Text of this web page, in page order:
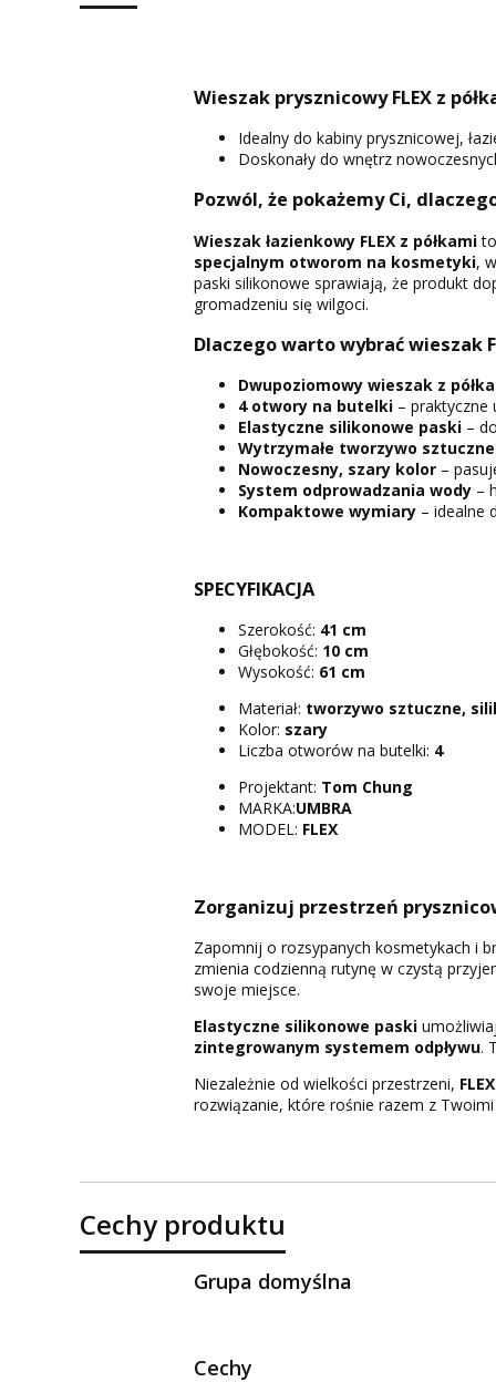
Wieszak prysznicowy FLEX z
Idealny do kabiny prysznicowej,
Doskonały do wnętrz
Pozwól, że pokażemy Ci,
Wieszak łazienkowy FLEX z półkamito
specjalnym otworom na kosmetyki,
paski silikonowe sprawiają, że produkt
gromadzeniu się wilgoci.
Dlaczego warto wybrać wieszak
Dwupoziomowy wieszak z
4 otwory na butelki– praktyczne
Elastyczne silikonowe paski–
Wytrzymałe tworzywo sztuczne
Nowoczesny, szary kolor–
System odprowadzania wody–
Kompaktowe wymiary– idealne
SPECYFIKACJA
Szerokość: 41 cm
Głębokość: 10 cm
Wysokość: 61 cm
Materiał: tworzywo sztuczne,
Kolor: szary
Liczba otworów na butelki: 4
Projektant: Tom Chung
MARKA:UMBRA
MODEL: FLEX
Zorganizuj przestrzeń
Zapomnij o rozsypanych kosmetykach i
zmienia codzienną rutynę w czystą
swoje miejsce.
Elastyczne silikonowe paski
zintegrowanym systemem odpływu.
Niezależnie od wielkości przestrzeni, FLEX
rozwiązanie, które rośnie razem z
Cechy produktu
Grupa domyślna
Cechy